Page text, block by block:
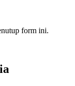
form ini.